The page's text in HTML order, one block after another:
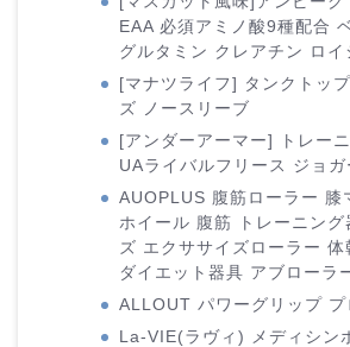
EAA 必須アミノ酸9種配合
グルタミン クレアチン ロ
[マナツライフ] タンクトッ
ズ ノースリーブ
[アンダーアーマー] トレー
UAライバルフリース ジョ
AUOPLUS 腹筋ローラー 膝
ホイール 腹筋 トレーニング
ズ エクササイズローラー 体
ダイエット器具 アブローラ
ALLOUT パワーグリップ プ
La-VIE(ラヴィ) メディシン